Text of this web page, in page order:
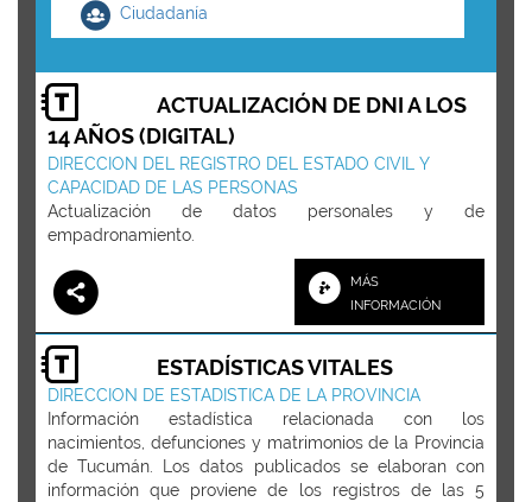
Ciudadanía
ACTUALIZACIÓN DE DNI A LOS
14 AÑOS (DIGITAL)
DIRECCION DEL REGISTRO DEL ESTADO CIVIL Y
CAPACIDAD DE LAS PERSONAS
Actualización de datos personales y de
empadronamiento.
MÁS
INFORMACIÓN
ESTADÍSTICAS VITALES
DIRECCION DE ESTADISTICA DE LA PROVINCIA
Información estadística relacionada con los
nacimientos, defunciones y matrimonios de la Provincia
de Tucumán. Los datos publicados se elaboran con
información que proviene de los registros de las 5